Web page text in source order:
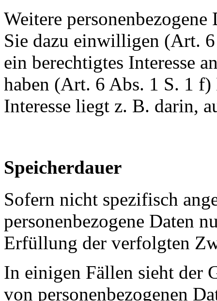
Weitere
Sie dazu einwilligen (Art.
ein berechtigtes Interesse
haben (Art. 6 Abs. 1 S. 1
Interesse liegt z. B. darin,
Speicherdauer
Sofern nicht spezifisch
personenbezogene Daten
Erfüllung der verfolgten
In einigen Fällen sieht der
von personenbezogenen